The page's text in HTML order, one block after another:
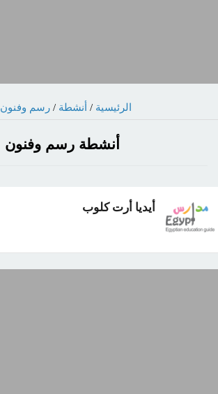
الرئيسية / أنشطة /رسم وفنون
أنشطة رسم وفنون
أيديا أرت كلوب